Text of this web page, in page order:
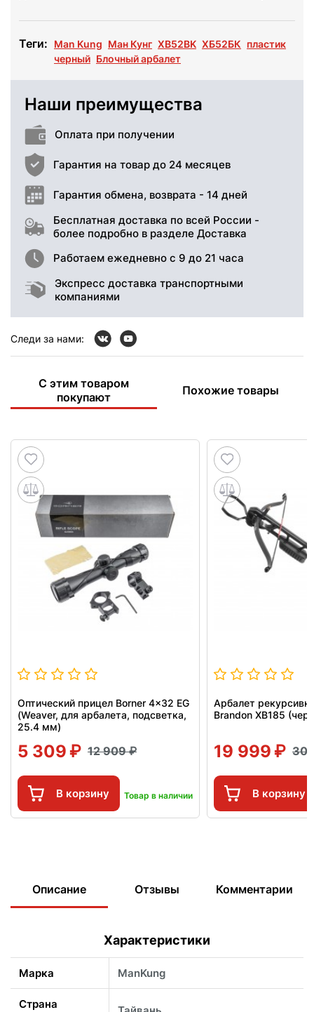
Теги: Man Kung Ман Кунг XB52BK ХБ52БК пластик
черный Блочный арбалет
Наши преимущества
Оплата при получении
Гарантия на товар до 24 месяцев
Гарантия обмена, возврата - 14 дней
Бесплатная доставка по всей России -
более подробно в разделе Доставка
Работаем ежедневно с 9 до 21 часа
Экспресс доставка транспортными
компаниями
Следи за нами:
С этим товаром
покупают
Похожие товары
Оптический прицел Borner 4x32 EG
(Weaver, для арбалета, подсветка,
25.4 мм)
5 309 12 909
В корзину Товар в наличии
Арбалет
Brandon XB185
19 999 30
В корзину
Описание Отзывы Комментарии
Характеристики
Марка ManKung
Страна